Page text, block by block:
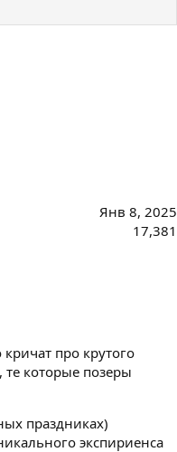
Янв 8, 2025
17,381
про крутого
те которые позеры
праздниках)
экспириенса